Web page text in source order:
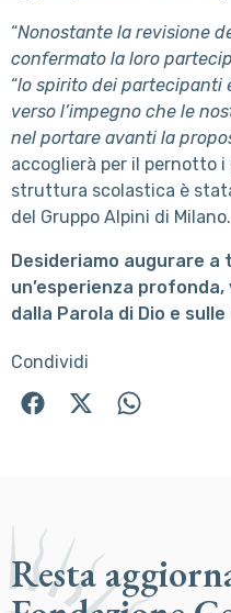
“Nonostante la revisione
confermato la loro
“lo spirito dei partecipanti
verso l’impegno che le
nel portare avanti la
accoglierà per il pernotto
struttura scolastica è
del Gruppo Alpini di Milano.
Desideriamo augurare
un’esperienza
dalla Parola di Dio e
Condividi
Resta